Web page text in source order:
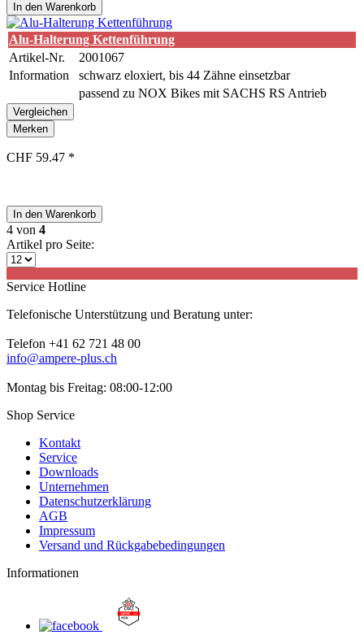
In den Warenkorb
Alu-Halterung Kettenführung
Artikel-Nr.
2001067
Information
schwarz eloxiert, bis 44 Zähne einsetzbar
passend zu NOX Bikes mit SACHS RS Antrieb
Vergleichen
Merken
CHF 59.47 *
In den Warenkorb
4 von 4
Artikel pro Seite:
Service Hotline
Telefonische Unterstützung und Beratung unter:
Telefon +41 62 721 48 00
info@ampere-plus.ch
Montag bis Freitag: 08:00-12:00
Shop Service
Kontakt
Service
Downloads
Unternehmen
Datenschutzerklärung
AGB
Impressum
Versand und Rückgabebedingungen
Informationen